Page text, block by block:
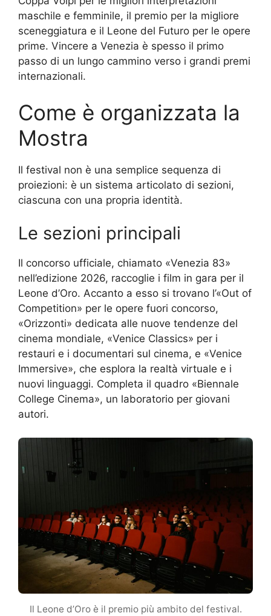
maschile e femminile, il premio per la migliore
sceneggiatura e il Leone del Futuro per le opere
prime. Vincere a Venezia è spesso il primo
passo di un lungo cammino verso i grandi premi
internazionali.
Come è organizzata la
Mostra
Il festival non è una semplice sequenza di
proiezioni: è un sistema articolato di sezioni,
ciascuna con una propria identità.
Le sezioni principali
Il concorso ufficiale, chiamato «Venezia 83»
nell’edizione 2026, raccoglie i film in gara per il
Leone d’Oro. Accanto a esso si trovano l’«Out of
Competition» per le opere fuori concorso,
«Orizzonti» dedicata alle nuove tendenze del
cinema mondiale, «Venice Classics» per i
restauri e i documentari sul cinema, e «Venice
Immersive», che esplora la realtà virtuale e i
nuovi linguaggi. Completa il quadro «Biennale
College Cinema», un laboratorio per giovani
autori.
Il Leone d’Oro è il premio più ambito del festival.